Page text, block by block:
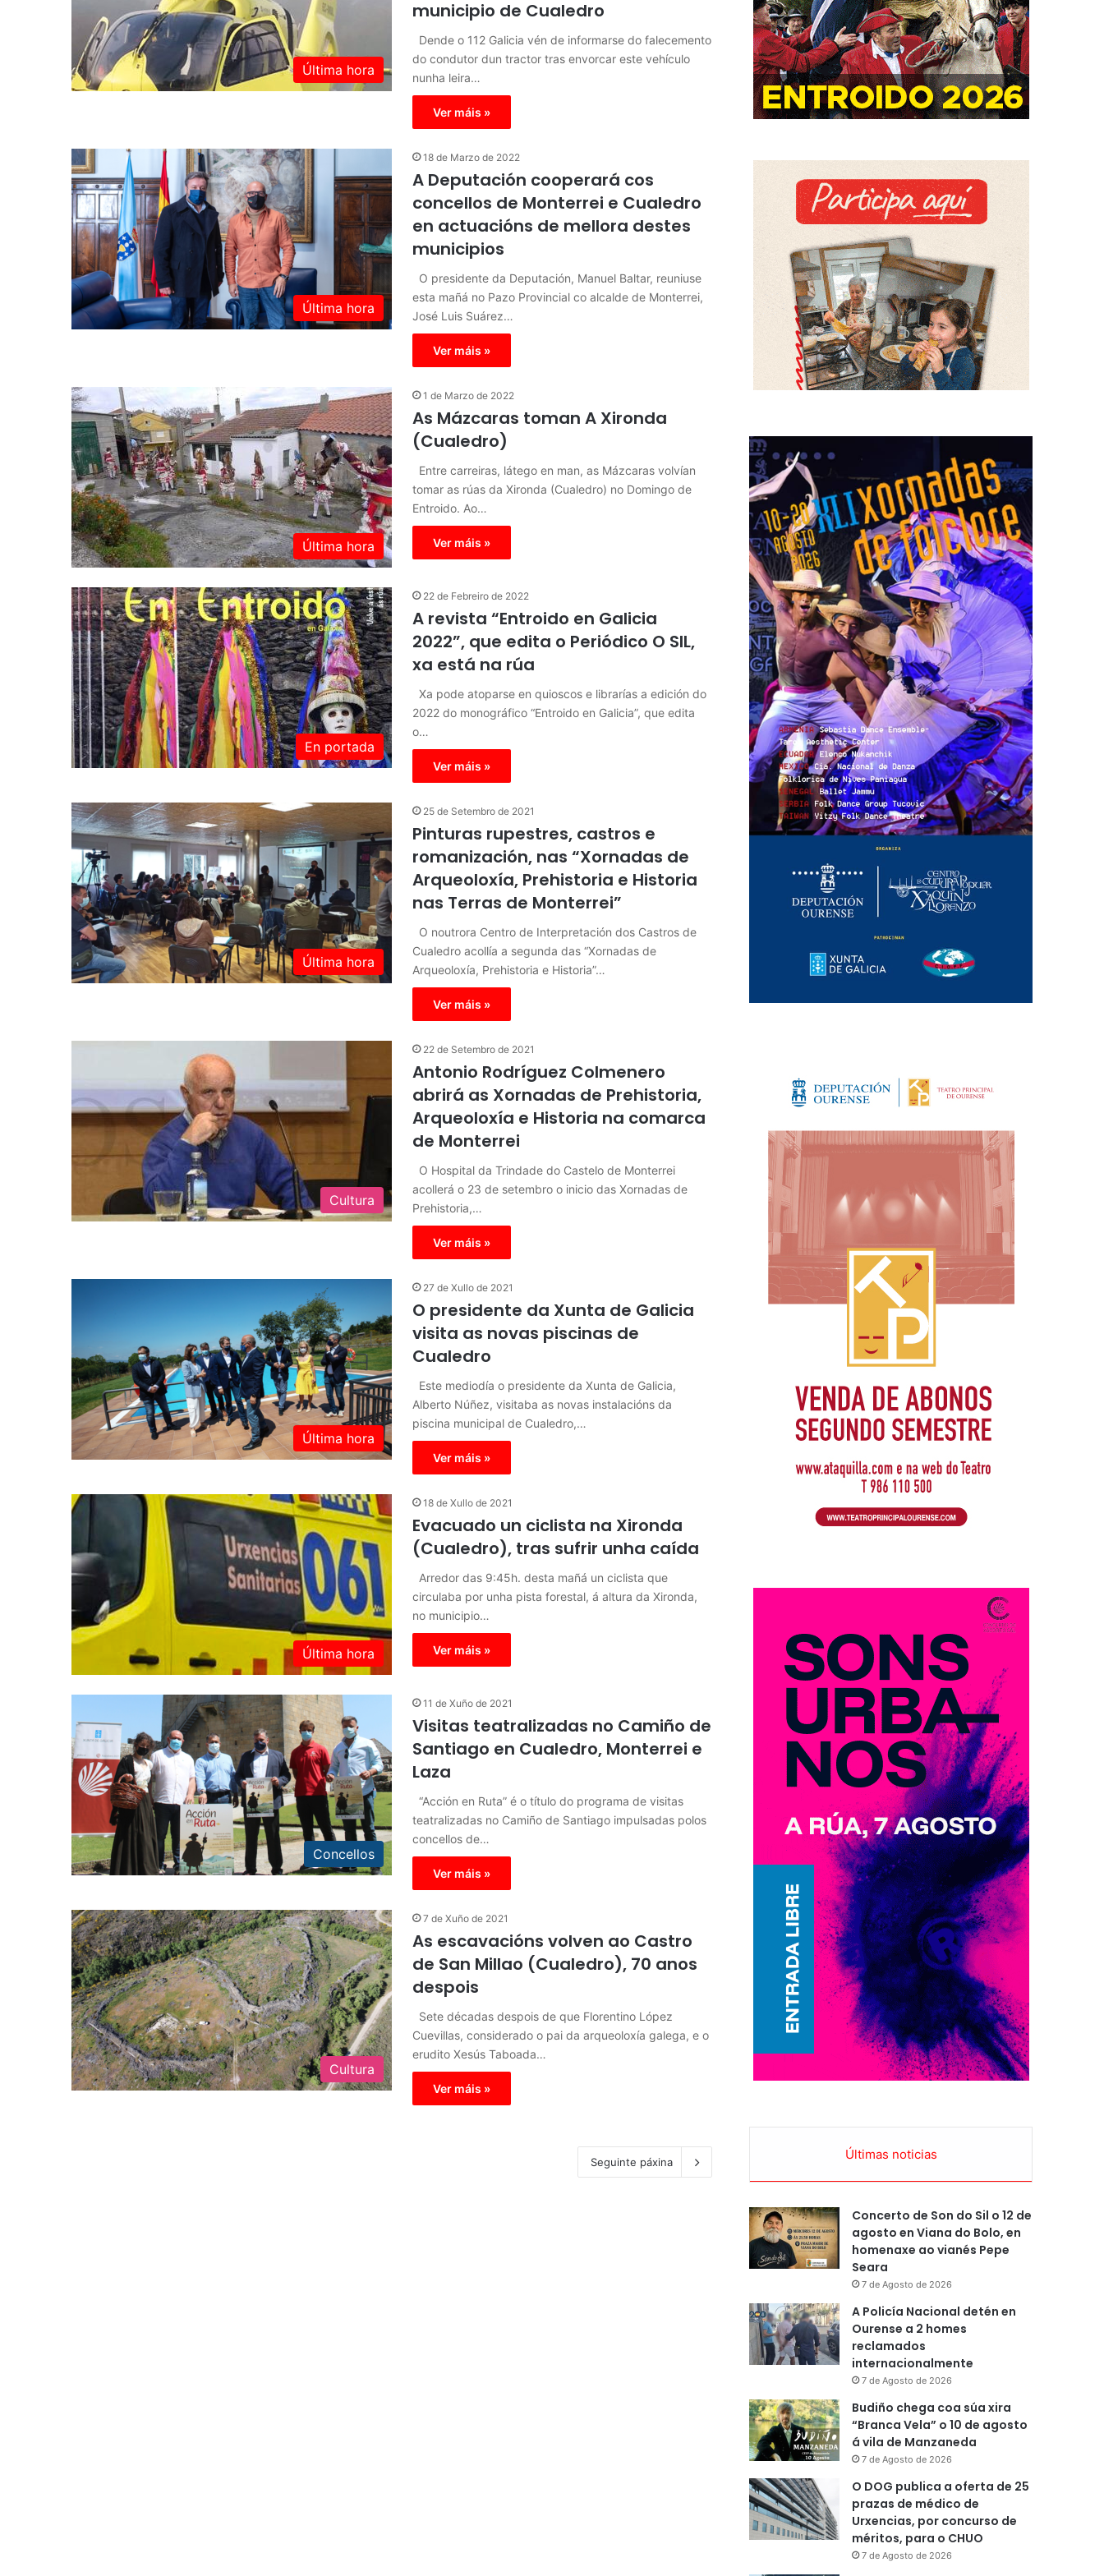
Última hora
municipio de Cualedro
Dende o 112 Galicia vén de informarse do falecemento
do condutor dun tractor tras envorcar este vehículo
nunha leira…
Ver máis »
Última hora
18 de Marzo de 2022
A Deputación cooperará cos
concellos de Monterrei e Cualedro
en actuacións de mellora destes
municipios
O presidente da Deputación, Manuel Baltar, reuniuse
esta mañá no Pazo Provincial co alcalde de Monterrei,
José Luis Suárez…
Ver máis »
Última hora
1 de Marzo de 2022
As Mázcaras toman A Xironda
(Cualedro)
Entre carreiras, látego en man, as Mázcaras volvían
tomar as rúas da Xironda (Cualedro) no Domingo de
Entroido. Ao…
Ver máis »
En portada
22 de Febreiro de 2022
A revista “Entroido en Galicia
2022”, que edita o Periódico O SIL,
xa está na rúa
Xa pode atoparse en quioscos e librarías a edición do
2022 do monográfico “Entroido en Galicia”, que edita
o…
Ver máis »
Última hora
25 de Setembro de 2021
Pinturas rupestres, castros e
romanización, nas “Xornadas de
Arqueoloxía, Prehistoria e Historia
nas Terras de Monterrei”
O noutrora Centro de Interpretación dos Castros de
Cualedro acollía a segunda das “Xornadas de
Arqueoloxía, Prehistoria e Historia”…
Ver máis »
Cultura
22 de Setembro de 2021
Antonio Rodríguez Colmenero
abrirá as Xornadas de Prehistoria,
Arqueoloxía e Historia na comarca
de Monterrei
O Hospital da Trindade do Castelo de Monterrei
acollerá o 23 de setembro o inicio das Xornadas de
Prehistoria,…
Ver máis »
Última hora
27 de Xullo de 2021
O presidente da Xunta de Galicia
visita as novas piscinas de
Cualedro
Este mediodía o presidente da Xunta de Galicia,
Alberto Núñez, visitaba as novas instalacións da
piscina municipal de Cualedro,…
Ver máis »
Última hora
18 de Xullo de 2021
Evacuado un ciclista na Xironda
(Cualedro), tras sufrir unha caída
Arredor das 9:45h. desta mañá un ciclista que
circulaba por unha pista forestal, á altura da Xironda,
no municipio…
Ver máis »
Concellos
11 de Xuño de 2021
Visitas teatralizadas no Camiño de
Santiago en Cualedro, Monterrei e
Laza
“Acción en Ruta” é o título do programa de visitas
teatralizadas no Camiño de Santiago impulsadas polos
concellos de…
Ver máis »
Cultura
7 de Xuño de 2021
As escavacións volven ao Castro
de San Millao (Cualedro), 70 anos
despois
Sete décadas despois de que Florentino López
Cuevillas, considerado o pai da arqueoloxía galega, e o
erudito Xesús Taboada…
Ver máis »
Seguinte páxina
Últimas noticias
Concerto de Son do Sil o 12 de
agosto en Viana do Bolo, en
homenaxe ao vianés Pepe
Seara
7 de Agosto de 2026
A Policía Nacional detén en
Ourense a 2 homes
reclamados
internacionalmente
7 de Agosto de 2026
Budiño chega coa súa xira
“Branca Vela” o 10 de agosto
á vila de Manzaneda
7 de Agosto de 2026
O DOG publica a oferta de 25
prazas de médico de
Urxencias, por concurso de
méritos, para o CHUO
7 de Agosto de 2026